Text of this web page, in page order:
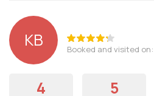
ΚΒ Booked and visited
4 5